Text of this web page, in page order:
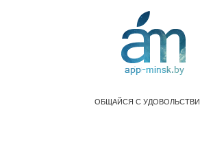
ОБЩАЙСЯ С